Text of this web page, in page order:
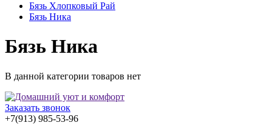
Бязь Хлопковый Рай
Бязь Ника
Бязь Ника
В данной категории товаров нет
Заказать звонок
+7(913) 985-53-96